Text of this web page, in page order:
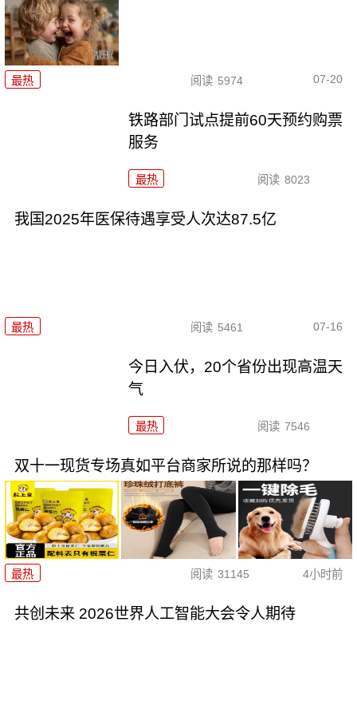
最热 阅读 5974 07-20
铁路部门试点提前60天预约购票
服务
最热 阅读 8023
我国2025年医保待遇享受人次达87.5亿
最热 阅读 5461 07-16
今日入伏，20个省份出现高温天
气
最热 阅读 7546
双十一现货专场真如平台商家所说的那样吗？
最热 阅读 31145 4小时前
共创未来 2026世界人工智能大会令人期待